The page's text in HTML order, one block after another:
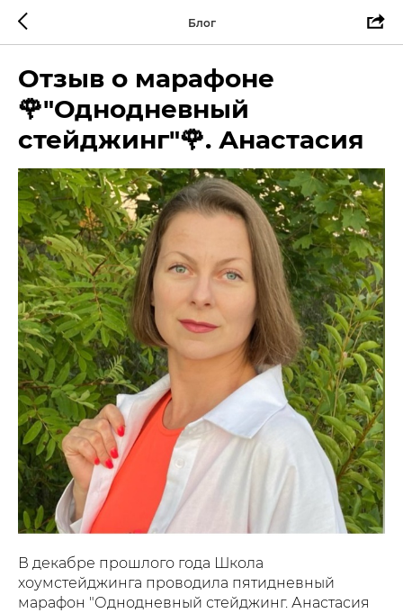
Блог
Отзыв о марафоне
🌹"Однодневный
стейджинг"🌹. Анастасия
В декабре прошлого года Школа
хоумстейджинга проводила пятидневный
марафон "Однодневный стейджинг. Анастасия